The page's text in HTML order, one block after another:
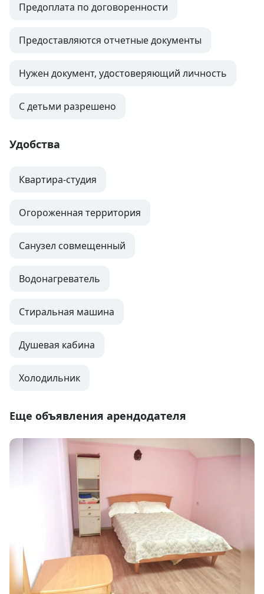
Предоплата по договоренности
Предоставляются отчетные документы
Нужен документ, удостоверяющий личность
С детьми разрешено
Удобства
Квартира-студия
Огороженная территория
Санузел совмещенный
Водонагреватель
Стиральная машина
Душевая кабина
Холодильник
Еще объявления арендодателя